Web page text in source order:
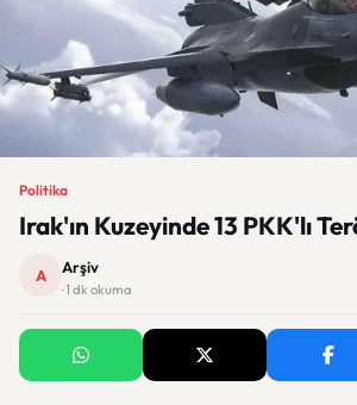
Politika
Irak'ın Kuzeyinde 13 PKK'lı
A Arşiv
· 1 dk okuma